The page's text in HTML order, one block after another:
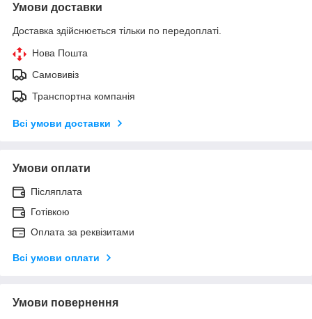
Умови доставки
Доставка здійснюється тільки по передоплаті.
Нова Пошта
Самовивіз
Транспортна компанія
Всі умови доставки
Умови оплати
Післяплата
Готівкою
Оплата за реквізитами
Всі умови оплати
Умови повернення